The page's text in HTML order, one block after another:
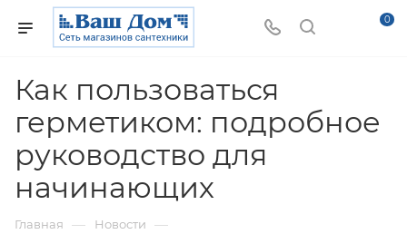
0
Как пользоваться
герметиком: подробное
руководство для
начинающих
Главная — Новости —